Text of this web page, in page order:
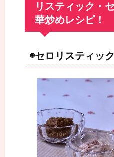
リスティック・
華炒めレシピ！
◉セロリスティッ